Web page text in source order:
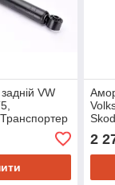
VW
344456)
2